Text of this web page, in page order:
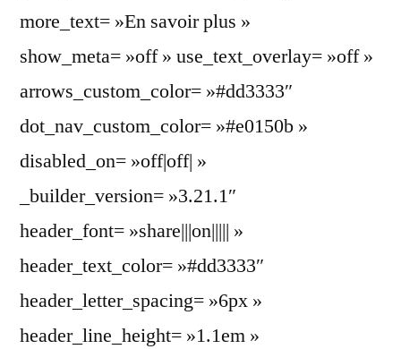
more_text= »En savoir plus »
show_meta= »off » use_text_overlay= »off »
arrows_custom_color= »#dd3333″
dot_nav_custom_color= »#e0150b »
disabled_on= »off|off| »
_builder_version= »3.21.1″
header_font= »share|||on||||| »
header_text_color= »#dd3333″
header_letter_spacing= »6px »
header_line_height= »1.1em »